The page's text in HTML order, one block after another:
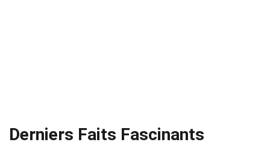
Derniers Faits Fascinants